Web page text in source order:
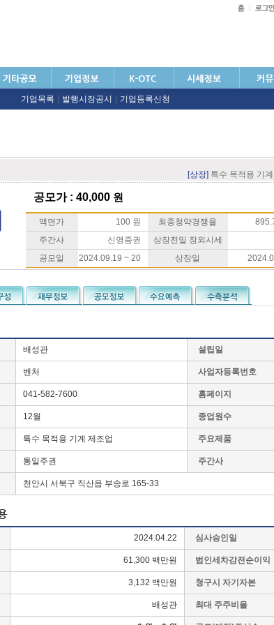
기업목록 발행시장공시 기업등록신청
[상장] 특수 목적용 기
공모가 : 40,000원
액면가 100 원 최종청약경쟁율
주간사
신영증권 상장전일 장외시세
공모일
2024.09.19 ~ 20 상장일
배성관 설립일
벤처 사업자등록번호
041-582-7600 홈페이지
12월 종업원수
특수 목적용 기계 제조업 주요제품
통일주권 주간사
천안시 서북구 직산읍 부송로 165-33
2024.04.22 심사승인일
61,300 백만원 법인세차감전순이익
3,132 백만원 청구시 자기자본
배성관 최대 주주비율